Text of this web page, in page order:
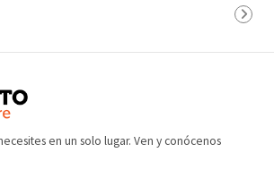
en un solo lugar. Ven y conócenos